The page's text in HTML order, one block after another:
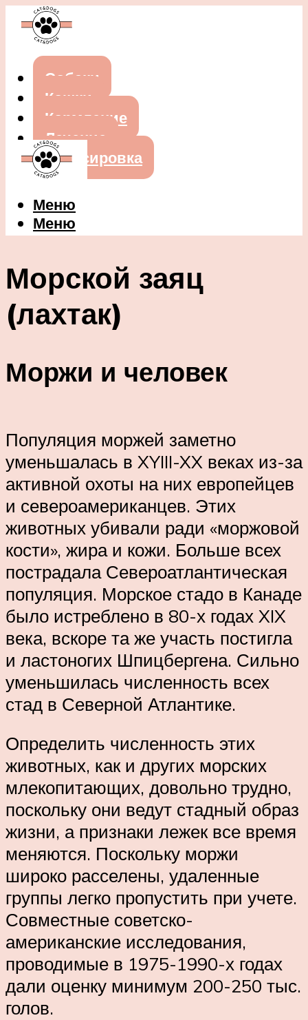
Собаки
Кошки
Кормление
Лечение
Дрессировка
Меню
Меню
Морской заяц
(лахтак)
Моржи и человек
Популяция моржей заметно
уменьшалась в XYIII-XX веках из-за
активной охоты на них европейцев
и североамериканцев. Этих
животных убивали ради «моржовой
кости», жира и кожи. Больше всех
пострадала Североатлантическая
популяция. Морское стадо в Канаде
было истреблено в 80-х годах XIX
века, вскоре та же участь постигла
и ластоногих Шпицбергена. Сильно
уменьшилась численность всех
стад в Северной Атлантике.
Определить численность этих
животных, как и других морских
млекопитающих, довольно трудно,
поскольку они ведут стадный образ
жизни, а признаки лежек все время
меняются. Поскольку моржи
широко расселены, удаленные
группы легко пропустить при учете.
Совместные советско-
американские исследования,
проводимые в 1975-1990-х годах
дали оценку минимум 200-250 тыс.
голов.